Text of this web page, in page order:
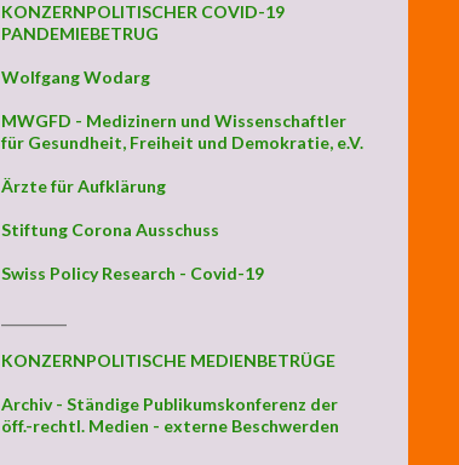
KONZERNPOLITISCHER COVID-19
PANDEMIEBETRUG
Wolfgang Wodarg
MWGFD - Medizinern und Wissenschaftler
für Gesundheit, Freiheit und Demokratie, e.V.
Ärzte für Aufklärung
Stiftung Corona Ausschuss
Swiss Policy Research - Covid-19
KONZERNPOLITISCHE MEDIENBETRÜGE
Archiv - Ständige Publikumskonferenz der
öff.-rechtl. Medien - externe Beschwerden